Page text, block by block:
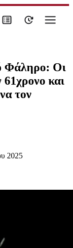
Φάληρο: Οι
και
τον
2025